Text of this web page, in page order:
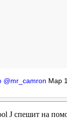
@mr_camron Мар
J спешит на